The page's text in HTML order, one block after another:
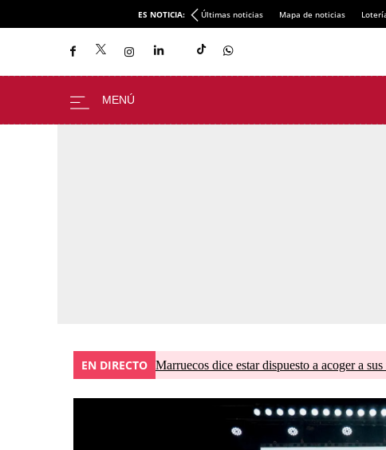
ES NOTICIA: Últimas noticias Mapa de noticias
EN DIRECTO Marruecos dice estar dispuesto a acoger a